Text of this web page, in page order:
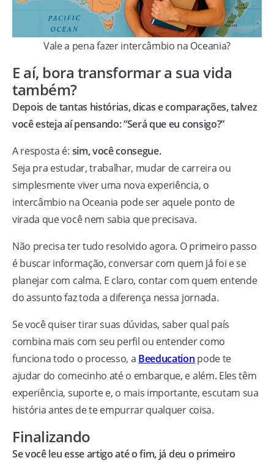
Vale a pena fazer intercâmbio na Oceania?
E aí, bora transformar a sua vida
também?
Depois de tantas histórias, dicas e comparações, talvez
você esteja aí pensando: “Será que eu consigo?”
A resposta é: sim, você consegue.
Seja pra estudar, trabalhar, mudar de carreira ou
simplesmente viver uma nova experiência, o
intercâmbio na Oceania pode ser aquele ponto de
virada que você nem sabia que precisava.
Não precisa ter tudo resolvido agora. O primeiro passo
é buscar informação, conversar com quem já foi e se
planejar com calma. E claro, contar com quem entende
do assunto faz toda a diferença nessa jornada.
Se você quiser tirar suas dúvidas, saber qual país
combina mais com seu perfil ou entender como
funciona todo o processo, a Beeducation pode te
ajudar do comecinho até o embarque, e além. Eles têm
experiência, suporte e, o mais importante, escutam sua
história antes de te empurrar qualquer coisa.
Finalizando
Se você leu esse artigo até o fim, já deu o primeiro